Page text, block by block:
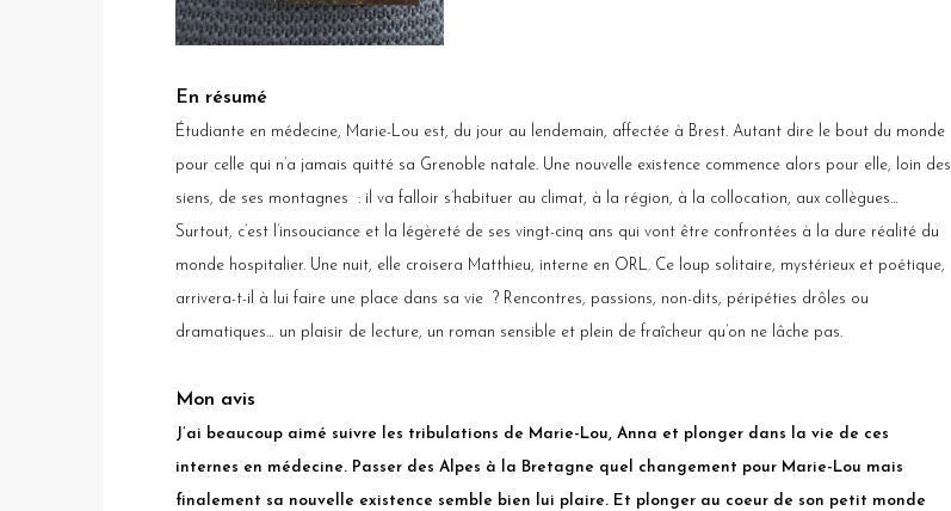
En résumé
Étudiante en médecine, Marie-Lou est, du jour au lendemain, affectée à Brest. Autant dire le bout du monde
pour celle qui n’a jamais quitté sa Grenoble natale. Une nouvelle existence commence alors pour elle, loin des
siens, de ses montagnes : il va falloir s’habituer au climat, à la région, à la collocation, aux collègues…
Surtout, c’est l’insouciance et la légèreté de ses vingt-cinq ans qui vont être confrontées à la dure réalité du
monde hospitalier. Une nuit, elle croisera Matthieu, interne en ORL. Ce loup solitaire, mystérieux et poétique,
arrivera-t-il à lui faire une place dans sa vie ? Rencontres, passions, non-dits, péripéties drôles ou
dramatiques… un plaisir de lecture, un roman sensible et plein de fraîcheur qu’on ne lâche pas.
Mon avis
J’ai beaucoup aimé suivre les tribulations de Marie-Lou, Anna et plonger dans la vie de ces
internes en médecine. Passer des Alpes à la Bretagne quel changement pour Marie-Lou mais
finalement sa nouvelle existence semble bien lui plaire. Et plonger au coeur de son petit monde